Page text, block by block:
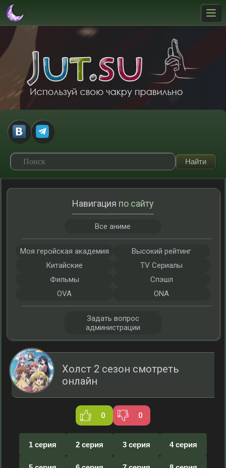
Холст 2 сезон смотреть
онлайн
0 0
1 серия 2 серия 3 серия 4 серия
Навигация по сайту
Все аниме
Моя геройская академия
Высокий рейтинг
Китайские
TV Сериалы
Фильмы
Спэшл
OVA
ONA
Задать вопрос
администрации